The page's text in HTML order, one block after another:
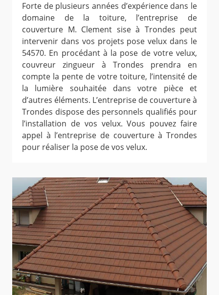
Forte de plusieurs années d’expérience dans le
domaine de la toiture, l’entreprise de
couverture M. Clement sise à Trondes peut
intervenir dans vos projets pose velux dans le
54570. En procédant à la pose de votre velux,
couvreur zingueur à Trondes prendra en
compte la pente de votre toiture, l’intensité de
la lumière souhaitée dans votre pièce et
d’autres éléments. L’entreprise de couverture à
Trondes dispose des personnels qualifiés pour
l’installation de vos velux. Vous pouvez faire
appel à l’entreprise de couverture à Trondes
pour réaliser la pose de vos velux.